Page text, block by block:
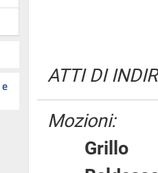
ATTI DI
Mozioni: